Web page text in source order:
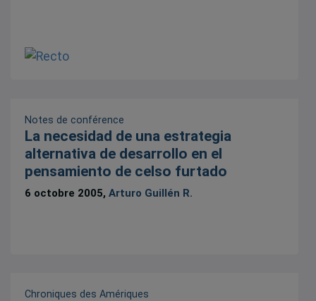
Notes de conférence
La necesidad de una estrategia
alternativa de desarrollo en el
pensamiento de celso furtado
6 octobre 2005,Arturo Guillén R.
Chroniques des Amériques